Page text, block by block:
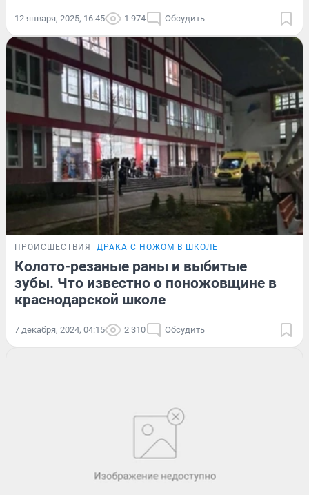
12 января, 2025, 16:45 1 974 Обсудить
ПРОИСШЕСТВИЯ ДРАКА С НОЖОМ В ШКОЛЕ
Колото-резаные раны и выбитые
зубы. Что известно о поножовщине в
краснодарской школе
7 декабря, 2024, 04:15 2 310 Обсудить